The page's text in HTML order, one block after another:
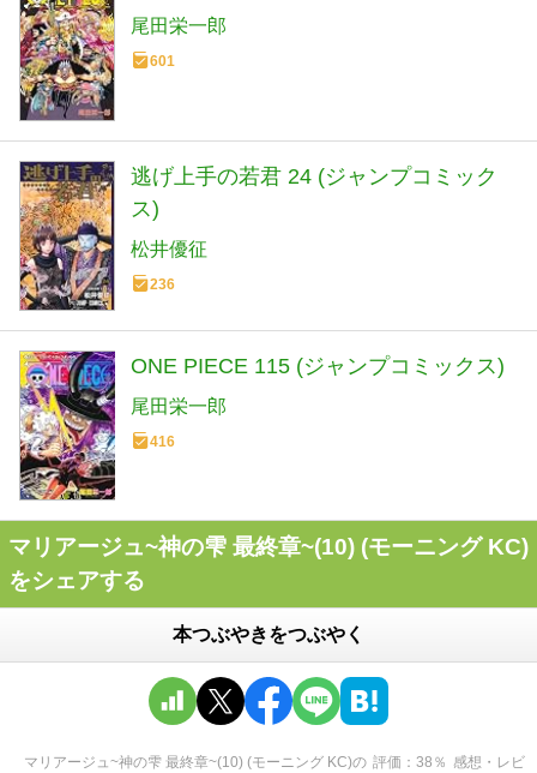
尾田栄一郎
601
逃げ上手の若君 24 (ジャンプコミック
ス)
松井優征
236
ONE PIECE 115 (ジャンプコミックス)
尾田栄一郎
416
マリアージュ~神の雫 最終章~(10) (モーニング KC)
をシェアする
本つぶやきをつぶやく
マリアージュ~神の雫 最終章~(10) (モーニング KC)の 評価 38 ％ 感想・レビ